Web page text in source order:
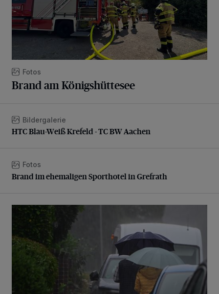
Fotos
Brand am Königshüttesee
HTC Blau-Weiß Krefeld - TC BW Aachen
Bildergalerie
HTC Blau-Weiß Krefeld - TC BW Aachen
Brand im ehemaligen Sporthotel in Grefrath
Fotos
Brand im ehemaligen Sporthotel in Grefrath
Endlich Regen...